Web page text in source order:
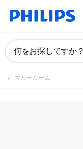
何をお探しですか？
マルチルーム
製品を登録